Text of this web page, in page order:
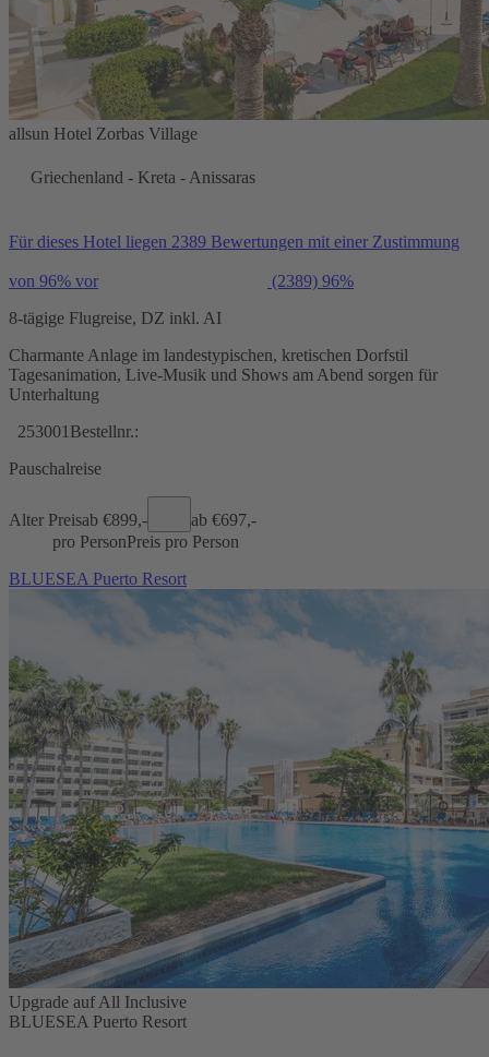
allsun Hotel Zorbas Village
Griechenland - Kreta - Anissaras
Für dieses Hotel liegen 2389 Bewertungen mit einer Zustimmung
von 96% vor (2389) 96%
8-tägige Flugreise, DZ inkl. AI
Charmante Anlage im landestypischen, kretischen Dorfstil
Tagesanimation, Live-Musik und Shows am Abend sorgen für
Unterhaltung
253001 Bestellnr.:
Pauschalreise
Alter Preisab €899,- ab €697,-
pro PersonPreis pro Person
BLUESEA Puerto Resort
Upgrade auf All Inclusive
BLUESEA Puerto Resort